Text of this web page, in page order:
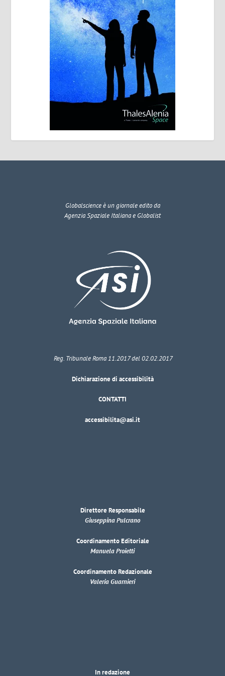
Globalscienceè un giornale edito da
Agenzia Spaziale Italiana e Globalist
Reg. Tribunale Roma 11.2017 del 02.02.2017
Dichiarazione di accessibilità
CONTATTI
accessibilita@asi.it
Direttore Responsabile
Giuseppina Pulcrano
Coordinamento Editoriale
Manuela Proietti
Coordinamento Redazionale
Valeria Guarnieri
In redazione